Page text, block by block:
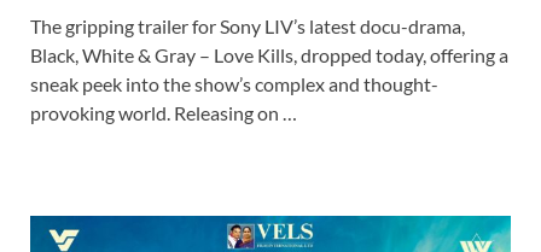
The gripping trailer for Sony LIV’s latest docu-drama,
Black, White & Gray – Love Kills, dropped today, offering a
sneak peek into the show’s complex and thought-
provoking world. Releasing on …